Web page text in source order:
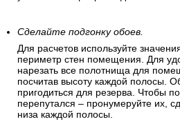
Сделайте подгонку обоев.
Для расчетов используйте
периметр стен помещения. Для
нарезать все полотнища для
посчитав высоту каждой полосы.
пригодиться для резерва. Чтобы
перепутался – пронумеруйте их,
низа каждой полосы.